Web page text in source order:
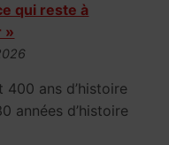
qui reste à
»
ans d’histoire
années d’histoire